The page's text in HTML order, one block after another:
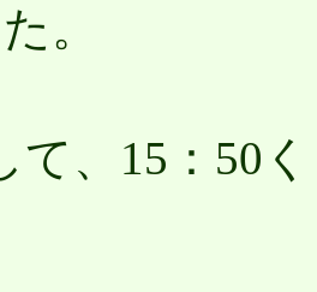
。
て、15：50